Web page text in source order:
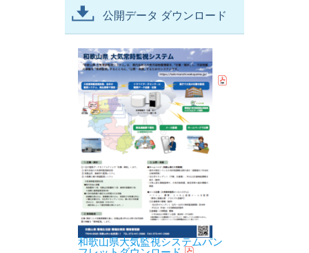
公開データ ダウンロード
和歌山県大気監視システムパン